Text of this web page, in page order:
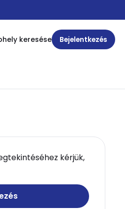
keresése Bejelentkezés
kérjük,